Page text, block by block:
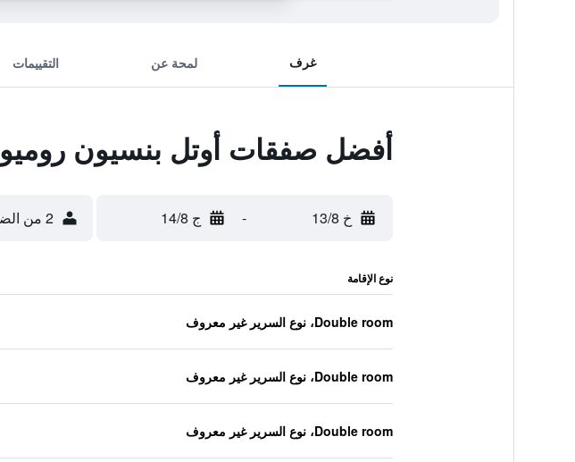
غرف لمحة عن التقييمات
أفضل صفقات أوتل بنسيون روميو
خ 13/8 - ج 14/8 2 من الضيوف، غرفة واحدة
نوع الإقامة
Double room، نوع السرير غير معروف
Double room، نوع السرير غير معروف
Double room، نوع السرير غير معروف